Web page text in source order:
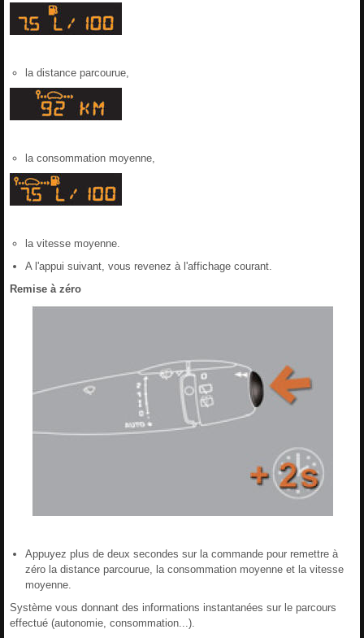
la distance parcourue,
la consommation moyenne,
la vitesse moyenne.
A l'appui suivant, vous revenez à l'affichage courant.
Remise à zéro
Appuyez plus de deux secondes sur la commande pour remettre à
zéro la distance parcourue, la consommation moyenne et la vitesse
moyenne.
Système vous donnant des informations instantanées sur le parcours
effectué (autonomie, consommation...).